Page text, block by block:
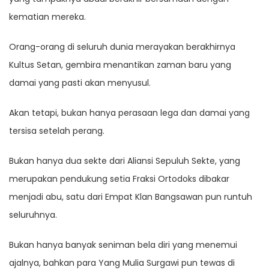
kematian mereka.
Orang-orang di seluruh dunia merayakan berakhirnya
Kultus Setan, gembira menantikan zaman baru yang
damai yang pasti akan menyusul.
Akan tetapi, bukan hanya perasaan lega dan damai yang
tersisa setelah perang.
Bukan hanya dua sekte dari Aliansi Sepuluh Sekte, yang
merupakan pendukung setia Fraksi Ortodoks dibakar
menjadi abu, satu dari Empat Klan Bangsawan pun runtuh
seluruhnya.
Bukan hanya banyak seniman bela diri yang menemui
ajalnya, bahkan para Yang Mulia Surgawi pun tewas di